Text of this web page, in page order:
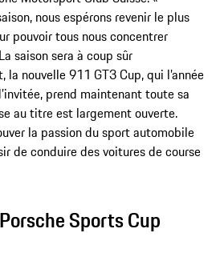
nous espérons revenir le plus
pouvoir tous nous concentrer
saison sera à coup sûr
la nouvelle 911 GT3 Cup, qui l’année
prend maintenant toute sa
au titre est largement ouverte.
la passion du sport automobile
de conduire des voitures de course
Sports Cup